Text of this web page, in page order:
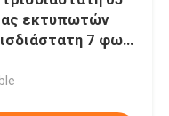
εκτυπωτών
7 φως